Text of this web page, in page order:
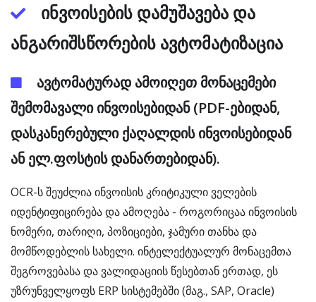
ინვოისების დამუშავება და
ანგარიშსწორების ავტომატიზაცია
ავტომატურად ამოიღეთ მონაცემები
შემომავალი ინვოისებიდან (PDF-ებიდან,
დასკანერებული ქაღალდის ინვოისებიდან
ან ელ.ფოსტის დანართებიდან).
OCR-ს შეუძლია ინვოისის კრიტიკული ველების
იდენტიფიცირება და ამოღება - როგორიცაა ინვოისის
ნომერი, თარიღი, პოზიციები, ჯამური თანხა და
მომწოდებლის სახელი. ინტელექტუალურ მონაცემთა
შეგროვებასა და ვალიდაციის წესებთან ერთად, ეს
უზრუნველყოფს ERP სისტემებში (მაგ., SAP, Oracle)